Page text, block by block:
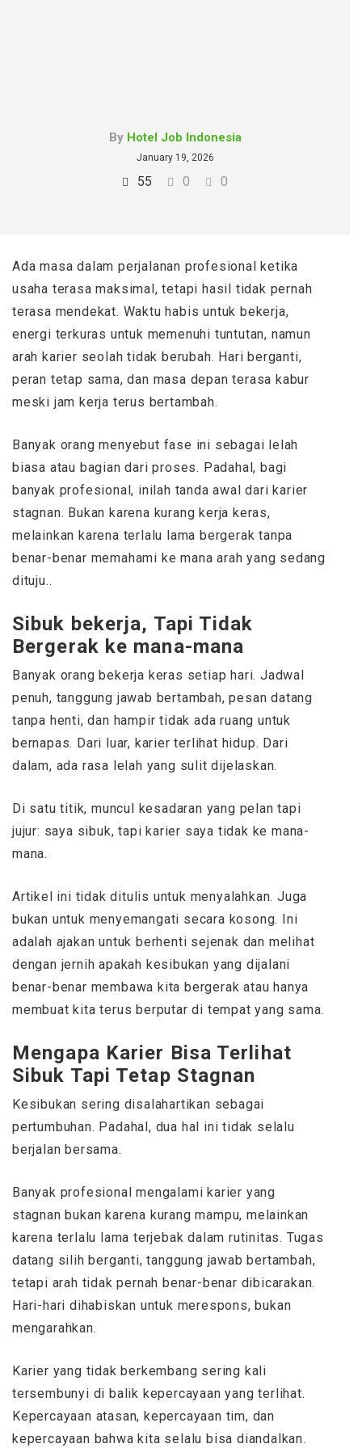
By Hotel Job Indonesia
January 19, 2026
55 0 0
Ada masa dalam perjalanan profesional ketika
usaha terasa maksimal, tetapi hasil tidak pernah
terasa mendekat. Waktu habis untuk bekerja,
energi terkuras untuk memenuhi tuntutan, namun
arah karier seolah tidak berubah. Hari berganti,
peran tetap sama, dan masa depan terasa kabur
meski jam kerja terus bertambah.
Banyak orang menyebut fase ini sebagai lelah
biasa atau bagian dari proses. Padahal, bagi
banyak profesional, inilah tanda awal dari karier
stagnan. Bukan karena kurang kerja keras,
melainkan karena terlalu lama bergerak tanpa
benar-benar memahami ke mana arah yang sedang
dituju..
Sibuk bekerja, Tapi Tidak
Bergerak ke mana-mana
Banyak orang bekerja keras setiap hari. Jadwal
penuh, tanggung jawab bertambah, pesan datang
tanpa henti, dan hampir tidak ada ruang untuk
bernapas. Dari luar, karier terlihat hidup. Dari
dalam, ada rasa lelah yang sulit dijelaskan.
Di satu titik, muncul kesadaran yang pelan tapi
jujur: saya sibuk, tapi karier saya tidak ke mana-
mana.
Artikel ini tidak ditulis untuk menyalahkan. Juga
bukan untuk menyemangati secara kosong. Ini
adalah ajakan untuk berhenti sejenak dan melihat
dengan jernih apakah kesibukan yang dijalani
benar-benar membawa kita bergerak atau hanya
membuat kita terus berputar di tempat yang sama.
Mengapa Karier Bisa Terlihat
Sibuk Tapi Tetap Stagnan
Kesibukan sering disalahartikan sebagai
pertumbuhan. Padahal, dua hal ini tidak selalu
berjalan bersama.
Banyak profesional mengalami karier yang
stagnan bukan karena kurang mampu, melainkan
karena terlalu lama terjebak dalam rutinitas. Tugas
datang silih berganti, tanggung jawab bertambah,
tetapi arah tidak pernah benar-benar dibicarakan.
Hari-hari dihabiskan untuk merespons, bukan
mengarahkan.
Karier yang tidak berkembang sering kali
tersembunyi di balik kepercayaan yang terlihat.
Kepercayaan atasan, kepercayaan tim, dan
kepercayaan bahwa kita selalu bisa diandalkan.